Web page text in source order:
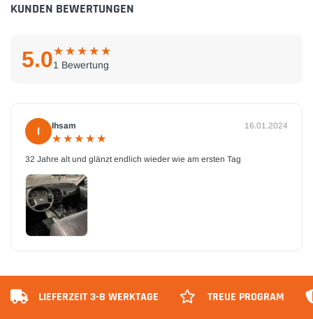
KUNDEN BEWERTUNGEN
5.0★
★ ★
★ ★
★ ★
★ ★
★
1 Bewertung
I Ihsam
★
★ ★
★ ★
★ ★
★ ★
★
16.01.2024
32 Jahre alt und glänzt endlich wieder wie am ersten Tag
LIEFERZEIT 3-8 WERKTAGE TREUE PROGRAM